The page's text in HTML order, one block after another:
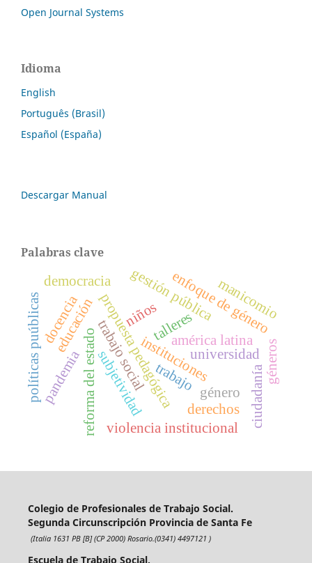
Open Journal Systems
Idioma
English
Português (Brasil)
Español (España)
Descargar Manual
Palabras clave
talleres
trabajo social
propuesta pedagógica
instituciones
américa latina
reforma del estado
gestión pública
violencia institucional
universidad
educación
docencia enfoque de género
democracia
subjetividad ciudadanía
género
manicomio
políticas puúblicas niños
derechos
pandemia géneros
trabajo
Colegio de Profesionales de Trabajo Social.
Segunda Circunscripción Provincia de Santa Fe
(Italia 1631 PB [B] (CP 2000) Rosario.(0341) 4497121 )
Escuela de Trabajo Social.